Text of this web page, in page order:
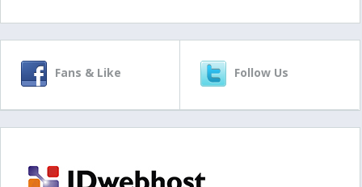
Fans & Like Follow Us